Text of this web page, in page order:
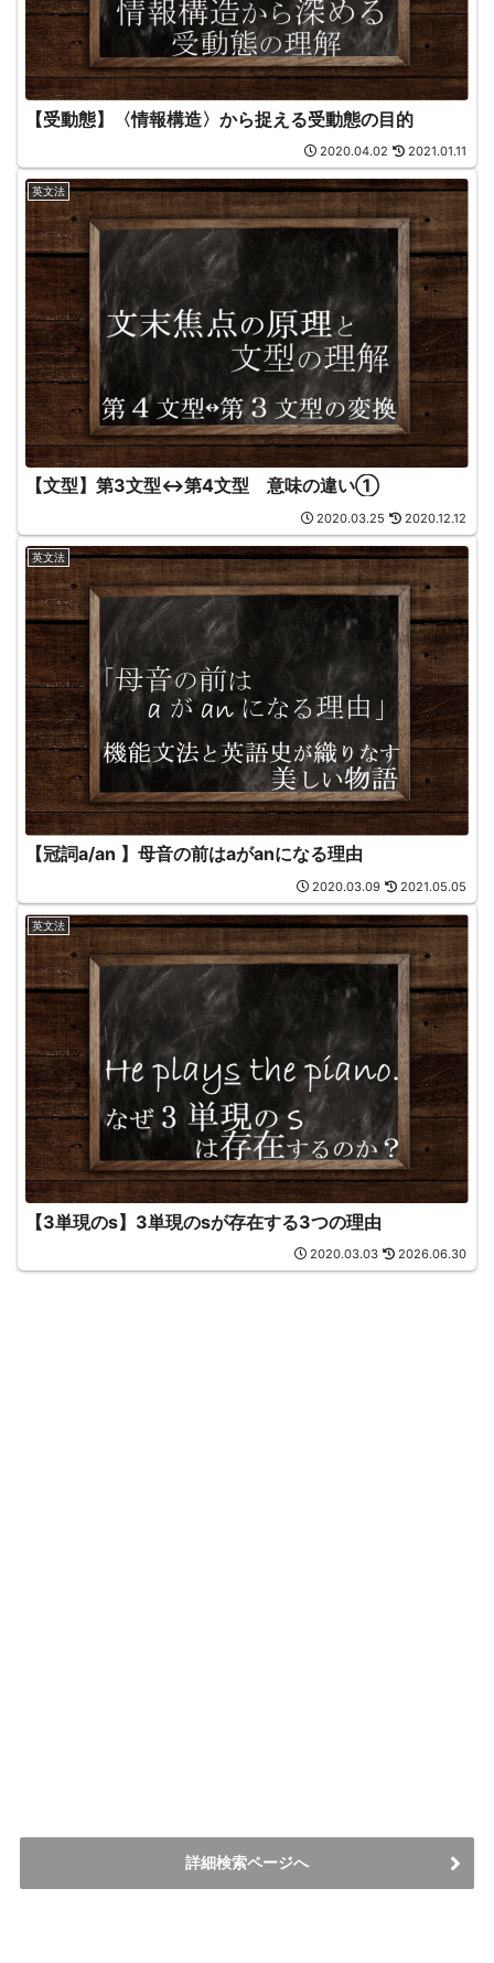
【受動態】〈情報構造〉から捉える受動態の目的
2020.04.02 2021.01.11
英文法
【文型】第3文型↔第4文型 意味の違い①
2020.03.25 2020.12.12
英文法
【冠詞a/an 】母音の前はaがanになる理由
2020.03.09 2021.05.05
英文法
【3単現のs】3単現のsが存在する3つの理由
2020.03.03 2026.06.30
詳細検索ページへ